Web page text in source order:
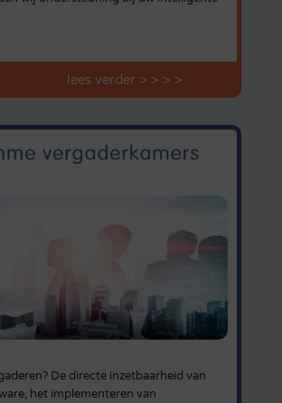
lees verder > > > >
De directe inzetbaarheid van
het implementeren van